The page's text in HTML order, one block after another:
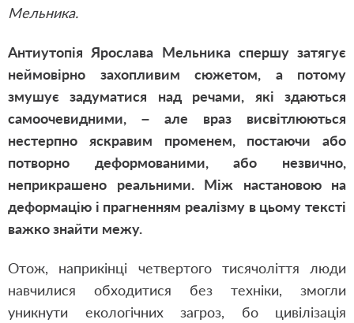
Мельника.
Антиутопія Ярослава Мельника спершу затягує
неймовірно захопливим сюжетом, а потому
змушує задуматися над речами, які здаються
самоочевидними, – але враз висвітлюються
нестерпно яскравим променем, постаючи або
потворно деформованими, або незвично,
неприкрашено реальними. Між настановою на
деформацію і прагненням реалізму в цьому тексті
важко знайти межу.
Отож, наприкінці четвертого тисячоліття люди
навчилися обходитися без техніки, змогли
уникнути екологічних загроз, бо цивілізація